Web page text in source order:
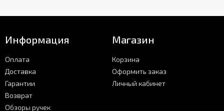
Информация
Оплата
Доставка
Гарантии
Возврат
Обзоры ручек
Магазин
Корзина
Оформить заказ
Личный кабинет